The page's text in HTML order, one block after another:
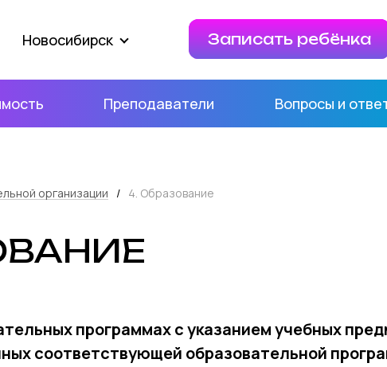
Новосибирск Записать ребёнка
Преподаватели Вопросы и
организации / 4. Образование
программах с указанием учебных
соответствующей образовательной